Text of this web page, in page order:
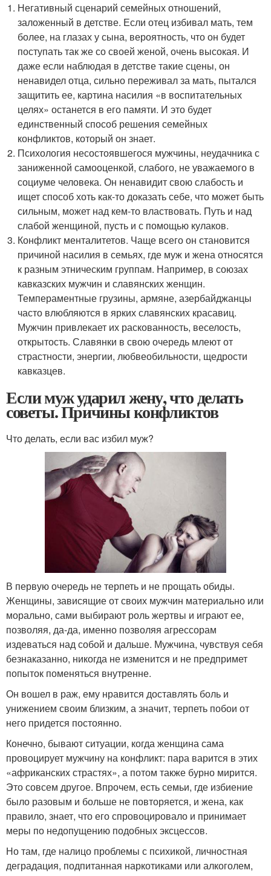
Негативный сценарий семейных отношений,
заложенный в детстве. Если отец избивал мать, тем
более, на глазах у сына, вероятность, что он будет
поступать так же со своей женой, очень высокая. И
даже если наблюдая в детстве такие сцены, он
ненавидел отца, сильно переживал за мать, пытался
защитить ее, картина насилия «в воспитательных
целях» останется в его памяти. И это будет
единственный способ решения семейных
конфликтов, который он знает.
Психология несостоявшегося мужчины, неудачника с
заниженной самооценкой, слабого, не уважаемого в
социуме человека. Он ненавидит свою слабость и
ищет способ хоть как-то доказать себе, что может быть
сильным, может над кем-то властвовать. Путь и над
слабой женщиной, пусть и с помощью кулаков.
Конфликт менталитетов. Чаще всего он становится
причиной насилия в семьях, где муж и жена относятся
к разным этническим группам. Например, в союзах
кавказских мужчин и славянских женщин.
Темпераментные грузины, армяне, азербайджанцы
часто влюбляются в ярких славянских красавиц.
Мужчин привлекает их раскованность, веселость,
открытость. Славянки в свою очередь млеют от
страстности, энергии, любвеобильности, щедрости
кавказцев.
Если муж ударил жену, что делать
советы. Причины конфликтов
Что делать, если вас избил муж?
В первую очередь не терпеть и не прощать обиды.
Женщины, зависящие от своих мужчин материально или
морально, сами выбирают роль жертвы и играют ее,
позволяя, да-да, именно позволяя агрессорам
издеваться над собой и дальше. Мужчина, чувствуя себя
безнаказанно, никогда не изменится и не предпримет
попыток поменяться внутренне.
Он вошел в раж, ему нравится доставлять боль и
унижением своим близким, а значит, терпеть побои от
него придется постоянно.
Конечно, бывают ситуации, когда женщина сама
провоцирует мужчину на конфликт: пара варится в этих
«африканских страстях», а потом также бурно мирится.
Это совсем другое. Впрочем, есть семьи, где избиение
было разовым и больше не повторяется, и жена, как
правило, знает, что его спровоцировало и принимает
меры по недопущению подобных эксцессов.
Но там, где налицо проблемы с психикой, личностная
деградация, подпитанная наркотиками или алкоголем,